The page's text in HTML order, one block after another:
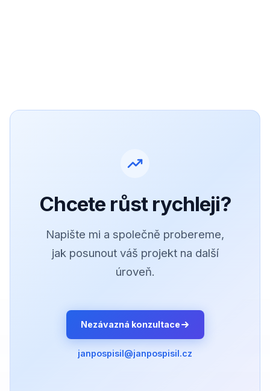
Chcete růst rychleji?
Napište mi a společně probereme,
jak posunout váš projekt na další
úroveň.
Nezávazná konzultace
janpospisil@janpospisil.cz